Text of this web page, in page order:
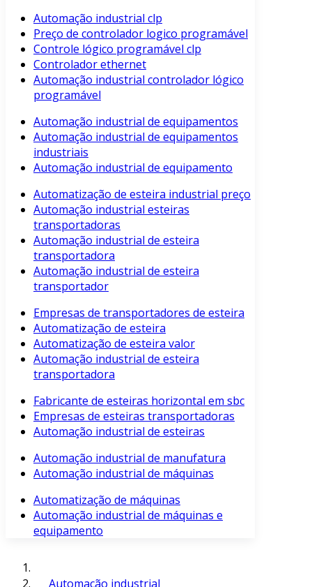
Automação industrial clp
Preço de controlador logico programável
Controle lógico programável clp
Controlador ethernet
Automação industrial controlador lógico
programável
Automação industrial de equipamentos
Automação industrial de equipamentos
industriais
Automação industrial de equipamento
Automatização de esteira industrial preço
Automação industrial esteiras
transportadoras
Automação industrial de esteira
transportadora
Automação industrial de esteira
transportador
Empresas de transportadores de esteira
Automatização de esteira
Automatização de esteira valor
Automação industrial de esteira
transportadora
Fabricante de esteiras horizontal em sbc
Empresas de esteiras transportadoras
Automação industrial de esteiras
Automação industrial de manufatura
Automação industrial de máquinas
Automatização de máquinas
Automação industrial de máquinas e
equipamento
Automação industrial